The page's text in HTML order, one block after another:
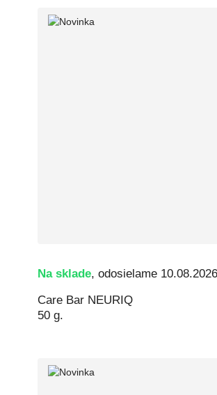
Na sklade, odosielame 10.08.2026
Care Bar NEURIQ
50 g.